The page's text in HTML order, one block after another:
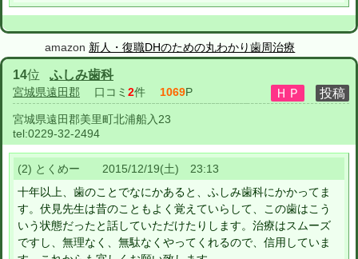
amazon 新人・復職DHのための丸わかり歯周治療
14位 ふしみ歯科
宮城県遠田郡 口コミ 2件 1069P
宮城県遠田郡美里町北浦船入23
tel:0229-32-2494
(2) とくめー 2015/12/19(土) 23:13
十年以上、歯のことでなにかあると、ふしみ歯科にかかってま
す。伏見先生は昔のこともよく覚えていらして、この歯はこう
いう状態だったと話していただけたりします。治療はスムーズ
ですし、無理なく、無駄なくやってくれるので、信用していま